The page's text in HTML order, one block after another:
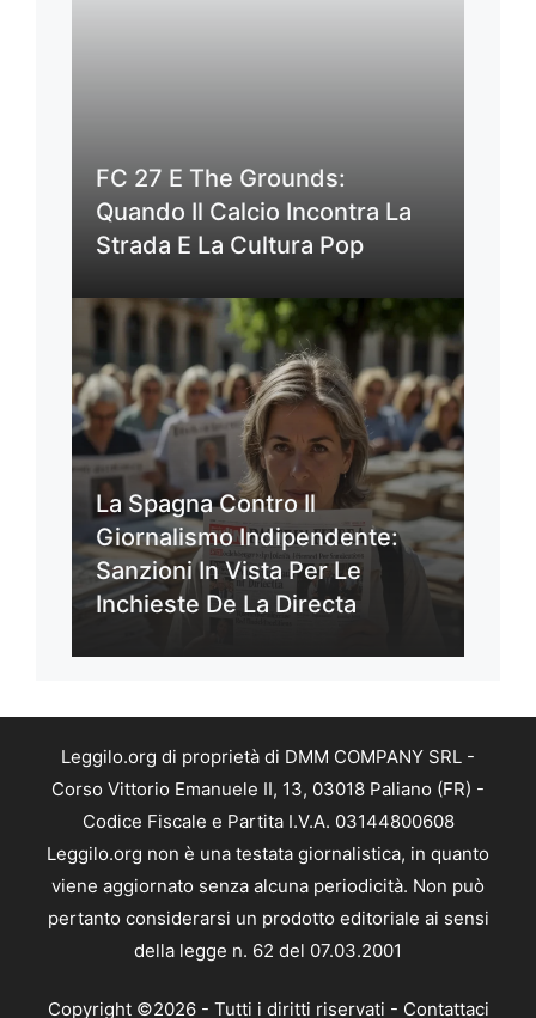
FC 27 E The Grounds:
Quando Il Calcio Incontra La
Strada E La Cultura Pop
La Spagna Contro Il
Giornalismo Indipendente:
Sanzioni In Vista Per Le
Inchieste De La Directa
Leggilo.org di proprietà di DMM COMPANY SRL -
Corso Vittorio Emanuele II, 13, 03018 Paliano (FR) -
Codice Fiscale e Partita I.V.A. 03144800608
Leggilo.org non è una testata giornalistica, in quanto
viene aggiornato senza alcuna periodicità. Non può
pertanto considerarsi un prodotto editoriale ai sensi
della legge n. 62 del 07.03.2001
Copyright ©2026 - Tutti i diritti riservati - Contattaci